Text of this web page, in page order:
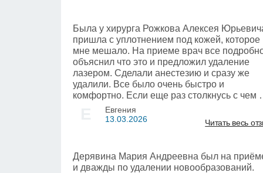
Была у хирурга Рожкова Алексея
пришла с уплотнением под кожей, которое
мне мешало. На приеме врач все
объяснил что это и предложил удаление
лазером. Сделали анестезию и сразу же
удалили. Все было очень быстро и
комфортно. Если еще раз столкнусь с чем
подобным, обязательно запишусь в
клинику. Могу смело рекомендовать данное
Евгения
13.03.2026
Читать весь
Дерявина Мария Андреевна был на
и дважды по удалении новообразований.